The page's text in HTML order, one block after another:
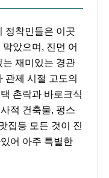
정착민들은 이곳
았으며, 진먼 어
는 재미있는 경관
관제 시절 고도의
촌락과 바로크식
적 건축물, 펑스
집등 모든 것이 진
어 아주 특별한